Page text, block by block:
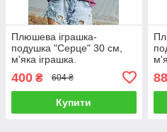
Плюшева іграшка-
подушка "Серце" 30 см,
м'яка іграшка.
400 ₴ 604 ₴
Купити